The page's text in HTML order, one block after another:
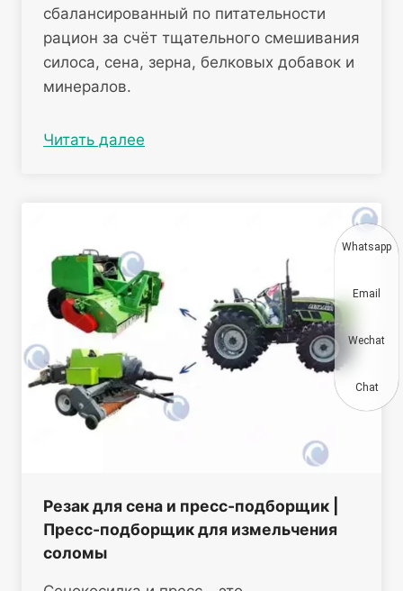
сбалансированный по питательности
рацион за счёт тщательного смешивания
силоса, сена, зерна, белковых добавок и
минералов.
Читать далее
Резак для сена и пресс-подборщик |
Пресс-подборщик для измельчения
соломы
Whatsapp
Email
Wechat
Chat